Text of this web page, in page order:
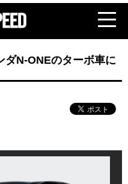
ダN-ONEのターボ車に